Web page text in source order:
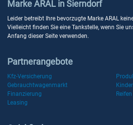
Marke ARAL in Sierndorf
Leider betreibt Ihre bevorzugte Marke ARAL
Vielleicht finden Sie eine Tankstelle, wenn Sie
Anfang dieser Seite verwenden.
Partnerangebote
Kfz-Versicherung
Gebrauchtwagenmarkt
Finanzierung
Reifen
Leasing